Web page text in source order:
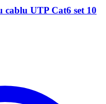
UTP Cat6 set 10